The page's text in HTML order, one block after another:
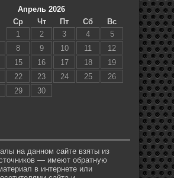
Апрель 2026
Ср Чт Пт Сб
Вс
1
2 3 4
5
8 9 10 11
12
15 16 17 18
19
22 23 24 25
26
29
30
на данном сайте взяты из
— имеют обратную
в интернете или